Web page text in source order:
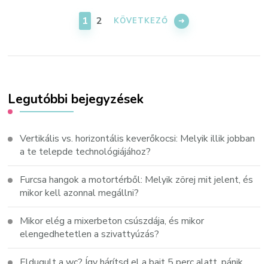
lapozásaOLDAL
1 OLDAL
2 KÖVETKEZŐ
Legutóbbi bejegyzések
Vertikális vs. horizontális keverőkocsi: Melyik illik jobban
a te telepde technológiájához?
Furcsa hangok a motortérből: Melyik zörej mit jelent, és
mikor kell azonnal megállni?
Mikor elég a mixerbeton csúszdája, és mikor
elengedhetetlen a szivattyúzás?